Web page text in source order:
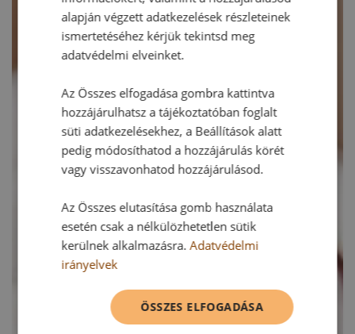
alapján végzett adatkezelések részleteinek
ismertetéséhez kérjük tekintsd meg
adatvédelmi elveinket.
Az Összes elfogadása gombra kattintva
hozzájárulhatsz a tájékoztatóban foglalt
süti adatkezelésekhez, a Beállítások alatt
pedig módosíthatod a hozzájárulás körét
vagy visszavonhatod hozzájárulásod.
Az Összes elutasítása gomb használata
esetén csak a nélkülözhetetlen sütik
kerülnek alkalmazásra.Adatvédelmi
irányelvek
ÖSSZES ELFOGADÁSA